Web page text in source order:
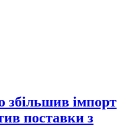
збільшив імпорт
поставки з